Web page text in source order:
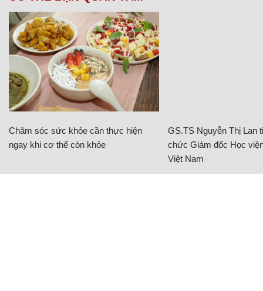
Chăm sóc sức khỏe cần thực hiện
ngay khi cơ thể còn khỏe
GS.TS Nguyễn Thị Lan
chức Giám đốc Học
Việt Nam